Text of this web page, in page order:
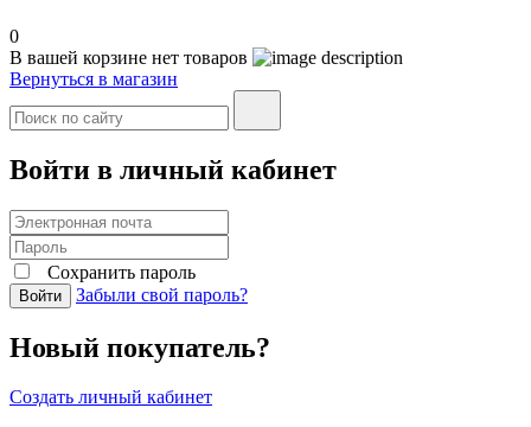
0
В вашей корзине нет товаров
Вернуться в магазин
Войти в личный кабинет
Сохранить пароль
Войти Забыли свой пароль?
Новый покупатель?
Создать личный кабинет